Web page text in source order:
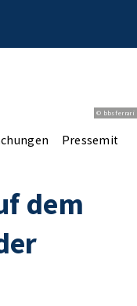
© bbsferrari
dem